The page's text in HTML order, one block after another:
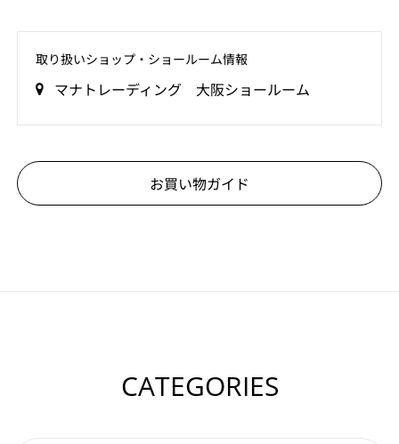
取り扱いショップ‧ショールーム情報
マナトレーディング 大阪ショールーム
お買い物ガイド
CATEGORIES